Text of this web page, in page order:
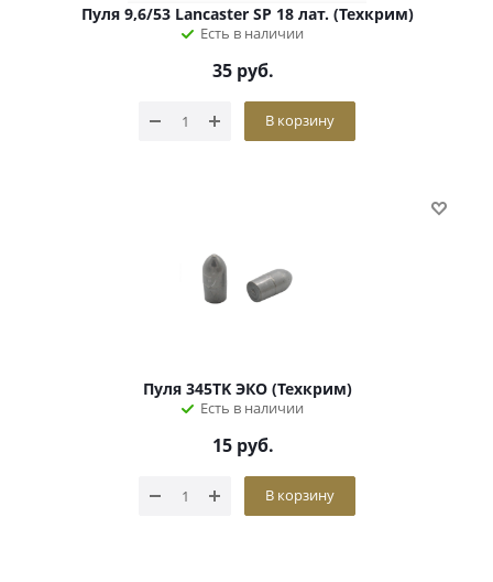
Пуля 9,6/53 Lancaster SP 18 лат. (Техкрим)
Есть в наличии
35 руб.
В корзину
Пуля 345TK ЭКО (Техкрим)
Есть в наличии
15 руб.
В корзину